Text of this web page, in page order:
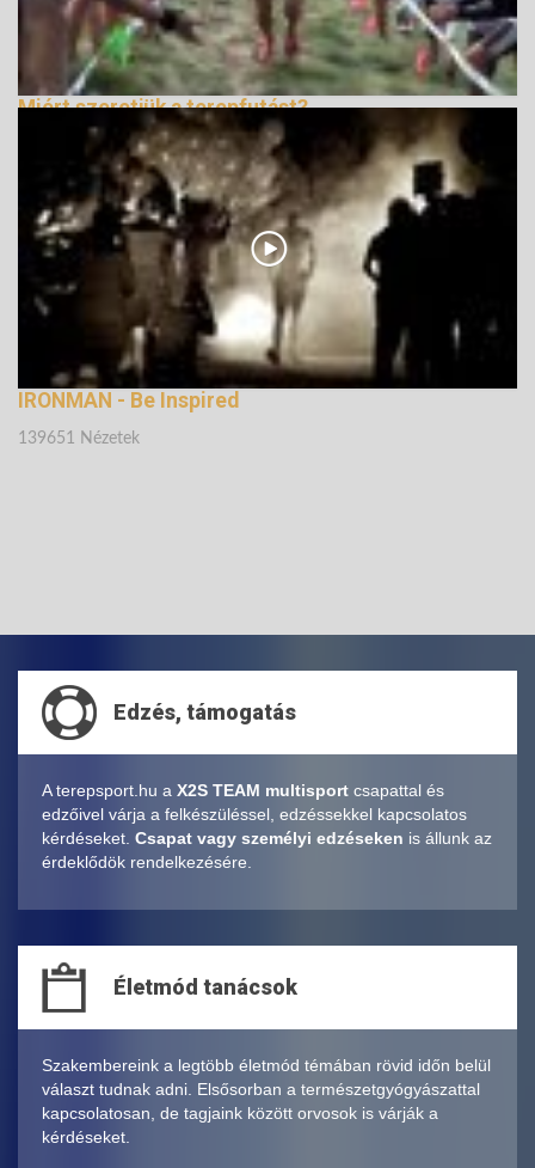
Miért szeretjük a terepfutást?
139333 Nézetek
IRONMAN - Be Inspired
139651 Nézetek
Edzés, támogatás
A terepsport.hu a X2S TEAM multisport csapattal és
edzőivel várja a felkészüléssel, edzéssekkel kapcsolatos
kérdéseket. Csapat vagy személyi edzéseken is állunk az
érdeklődök rendelkezésére.
Életmód tanácsok
Szakembereink a legtöbb életmód témában rövid időn belül
választ tudnak adni. Elsősorban a természetgyógyászattal
kapcsolatosan, de tagjaink között orvosok is várják a
kérdéseket.